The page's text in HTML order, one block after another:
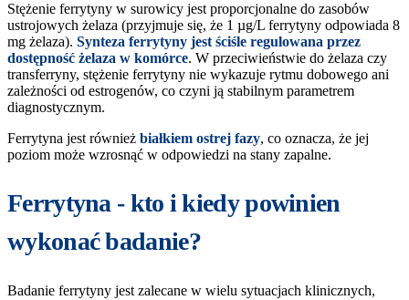
Stężenie ferrytyny w surowicy jest proporcjonalne do zasobów
ustrojowych żelaza (przyjmuje się, że 1 µg/L ferrytyny odpowiada 8
mg żelaza). Synteza ferrytyny jest ściśle regulowana przez
dostępność żelaza w komórce. W przeciwieństwie do żelaza czy
transferryny, stężenie ferrytyny nie wykazuje rytmu dobowego ani
zależności od estrogenów, co czyni ją stabilnym parametrem
diagnostycznym.
Ferrytyna jest również białkiem ostrej fazy, co oznacza, że jej
poziom może wzrosnąć w odpowiedzi na stany zapalne.
Ferrytyna - kto i kiedy powinien
wykonać badanie?
Badanie ferrytyny jest zalecane w wielu sytuacjach klinicznych,